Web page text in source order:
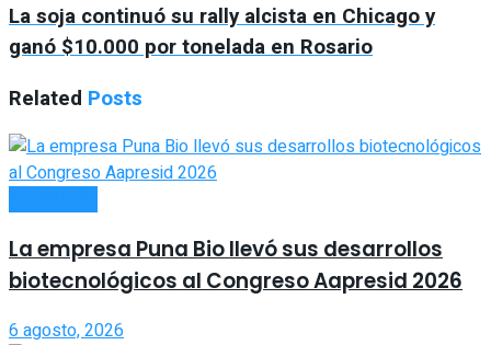
La soja continuó su rally alcista en Chicago y
ganó $10.000 por tonelada en Rosario
Related Posts
La empresa Puna Bio llevó sus desarrollos
biotecnológicos al Congreso Aapresid 2026
6 agosto, 2026